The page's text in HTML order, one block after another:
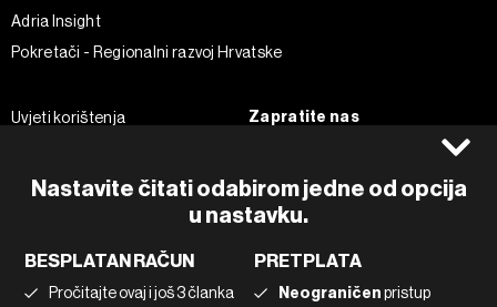
Nastavite čitati odabirom jedne od opcija
u nastavku.
BESPLATAN RAČUN
Pročitajte ovaj i još 3 članka
PRETPLATA
Neograničenpristup
Adria Insight
Pokretači - Regionalni razvoj Hrvatske
Uvjeti korištenja
Politika kolačića
Korištenje umjetne inteligencije
Zapratite nas
Instagram
Twitter
Tiktok